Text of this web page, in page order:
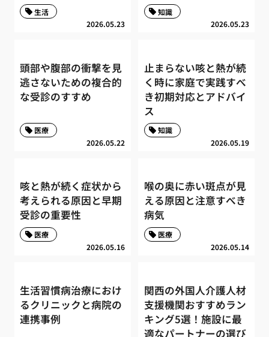
2026.05.23
生活
2026.05.23
知識
頭部や腹部の衝撃を見
逃さないための複合的
な受診のすすめ
2026.05.22
医療
止まらない咳と熱が続
く時に家庭で実践すべ
き初期対応とアドバイ
ス
2026.05.19
知識
咳と熱が続く症状から
考えられる原因と早期
受診の重要性
2026.05.16
医療
喉の奥に赤い斑点が見
える原因と注意すべき
病気
2026.05.14
医療
生活習慣病治療におけ
るクリニックと病院の
連携事例
関西の外国人介護人材
支援機関おすすめラン
キング5選！施設に最
適なパートナーの選び